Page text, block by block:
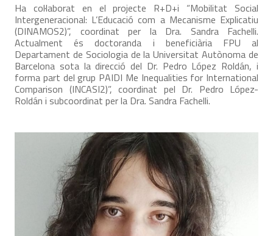
Ha col·laborat en el projecte R+D+i “Mobilitat Social
Intergeneracional: L’Educació com a Mecanisme Explicatiu
(DINAMOS2)”, coordinat per la Dra. Sandra Fachelli.
Actualment és doctoranda i beneficiària FPU al
Departament de Sociologia de la Universitat Autònoma de
Barcelona sota la direcció del Dr. Pedro López Roldán, i
forma part del grup PAIDI Me Inequalities for International
Comparison (INCASI2)”, coordinat pel Dr. Pedro López-
Roldán i subcoordinat per la Dra. Sandra Fachelli.